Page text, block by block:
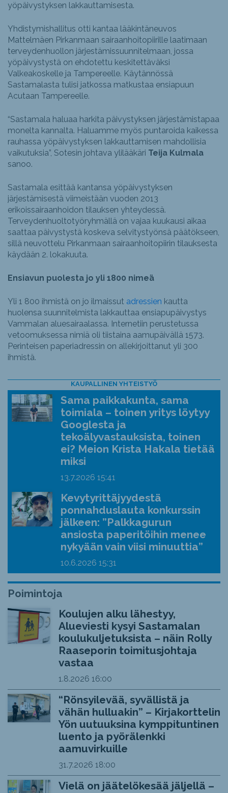
yöpäivystyksen lakkauttamisesta.
Yhdistymishallitus otti kantaa lääkintäneuvos
Mattelmäen Pirkanmaan sairaanhoitopiirille laatimaan
terveydenhuollon järjestämissuunnitelmaan, jossa
yöpäivystystä on ehdotettu keskitettäväksi
Valkeakoskelle ja Tampereelle. Käytännössä
Sastamalasta tulisi jatkossa matkustaa ensiapuun
Acutaan Tampereelle.
“Sastamala haluaa harkita päivystyksen järjestämistapaa
monelta kannalta. Haluamme myös puntaroida kaikessa
rauhassa yöpäivystyksen lakkauttamisen mahdollisia
vaikutuksia”, Sotesin johtava ylilääkäri Teija Kulmala
sanoo.
Sastamala esittää kantansa yöpäivystyksen
järjestämisestä viimeistään vuoden 2013
erikoissairaanhoidon tilauksen yhteydessä.
Terveydenhuoltotyöryhmällä on vajaa kuukausi aikaa
saattaa päivystystä koskeva selvitystyönsä päätökseen,
sillä neuvottelu Pirkanmaan sairaanhoitopiirin tilauksesta
käydään 2. lokakuuta.
Ensiavun puolesta jo yli 1800 nimeä
Yli 1 800 ihmistä on jo ilmaissut adressien kautta
huolensa suunnitelmista lakkauttaa ensiapupäivystys
Vammalan aluesairaalassa. Internetiin perustetussa
vetoomuksessa nimiä oli tiistaina aamupäivällä 1573.
Perinteisen paperiadressin on allekirjoittanut yli 300
ihmistä.
KAUPALLINEN YHTEISTYÖ
Sama paikkakunta, sama
toimiala – toinen yritys löytyy
Googlesta ja
tekoälyvastauksista, toinen
ei? Meion Krista Hakala tietää
miksi
13.7.2026 15:41
Kevytyrittäjyydestä
ponnahduslauta konkurssin
jälkeen: ”Palkkagurun
ansiosta paperitöihin menee
nykyään vain viisi minuuttia”
10.6.2026 15:31
Poimintoja
Koulujen alku lähestyy,
Alueviesti kysyi Sastamalan
koulukuljetuksista – näin Rolly
Raaseporin toimitusjohtaja
vastaa
1.8.2026 16:00
“Rönsyilevää, syvällistä ja
vähän hulluakin” – Kirjakorttelin
Yön uutuuksina kymppituntinen
luento ja pyörälenkki
aamuvirkuille
31.7.2026 18:00
Vielä on jäätelökesää jäljellä –